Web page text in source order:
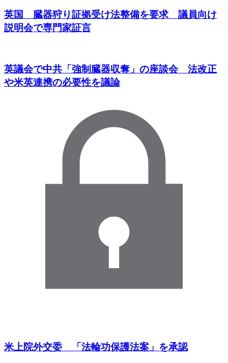
英国 臓器狩り証拠受け法整備を要求 議員向け
説明会で専門家証言
英議会で中共「強制臓器収奪」の座談会 法改正
や米英連携の必要性を議論
米上院外交委 「法輪功保護法案」を承認